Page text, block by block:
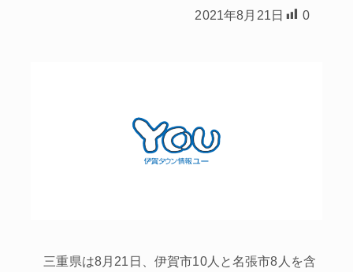
2021年8月21日 0
三重県は8月21日、伊賀市10人と名張市8人を含